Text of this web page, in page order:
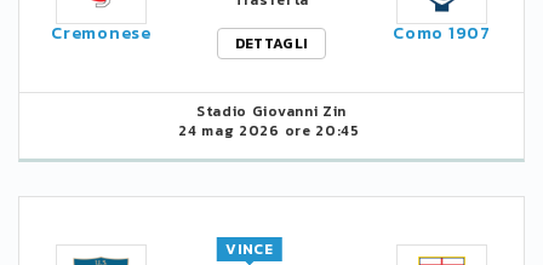
Cremonese
DETTAGLI
Como 1907
Stadio Giovanni Zin
24 mag 2026 ore 20:45
VINCE